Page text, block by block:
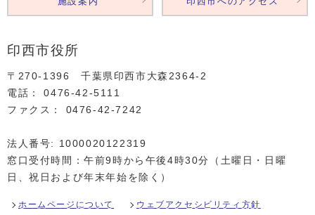
印西市役所
〒270-1396 千葉県印西市大森2364‐2
電話： 0476‐42‐5111
ファクス： 0476‐42‐7242
法人番号: 1000020122319
窓口受付時間：午前9時から午後4時30分（土曜日・日曜
日、祝日および年末年始を除く）
ホームページについて ウェブアクセシビリティ方針